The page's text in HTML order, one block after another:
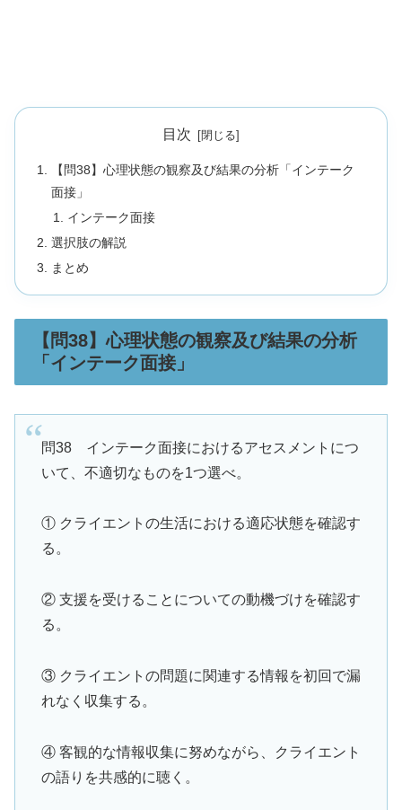
目次
【問38】心理状態の観察及び結果の分析「インテーク
面接」
インテーク面接
選択肢の解説
まとめ
【問38】心理状態の観察及び結果の分析
「インテーク面接」
問38 インテーク面接におけるアセスメントにつ
いて、不適切なものを1つ選べ。
① クライエントの生活における適応状態を確認す
る。
② 支援を受けることについての動機づけを確認す
る。
③ クライエントの問題に関連する情報を初回で漏
れなく収集する。
④ 客観的な情報収集に努めながら、クライエント
の語りを共感的に聴く。